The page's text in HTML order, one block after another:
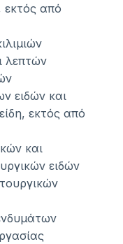
εκτός από
λεπτών
ειδών και
εκτός από
και
ειδών